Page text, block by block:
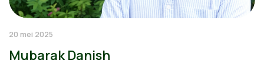
20 mei 2025
Mubarak Danish